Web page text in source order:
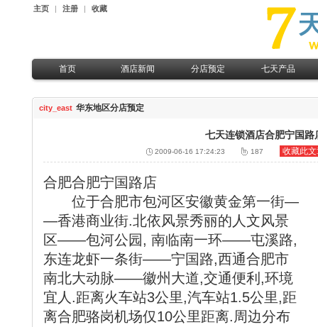
主页 | 注册 | 收藏
首页 酒店新闻
行业动态
分店预定
华东地区分店预定
华北地区分店预定
七天产品
七天展示
city_east 华东地区分店预定
七天连锁酒店合肥宁国路
2009-06-16 17:24:23 187 收藏此
合肥合肥宁国路店
位于合肥市包河区安徽黄金第一街―
―香港商业街.北依风景秀丽的人文风景
区――包河公园, 南临南一环――屯溪路,
东连龙虾一条街――宁国路,西通合肥市
南北大动脉――徽州大道,交通便利,环境
宜人.距离火车站3公里,汽车站1.5公里,距
离合肥骆岗机场仅10公里距离.周边分布